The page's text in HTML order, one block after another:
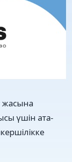
жасына
үшін ата-